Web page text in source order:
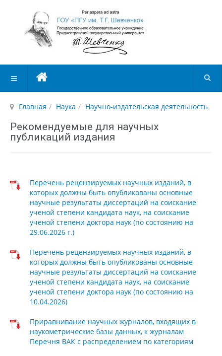
Главная Наука Научно-издательская деятельность
Рекомендуемые для научных
публикаций издания
Перечень рецензируемых научных изданий, в
которых должны быть опубликованы основные
научные результаты диссертаций на соискание
ученой степени кандидата наук, на соискание
ученой степени доктора наук (по состоянию на
29.06.2026 г.)
Перечень рецензируемых научных изданий, в
которых должны быть опубликованы основные
научные результаты диссертаций на соискание
ученой степени кандидата наук, на соискание
ученой степени доктора наук (по состоянию на
10.04.2026)
Приравнивание научных журналов, входящих в
наукометрические базы данных, к журналам
Перечня ВАК с распределением по категориям